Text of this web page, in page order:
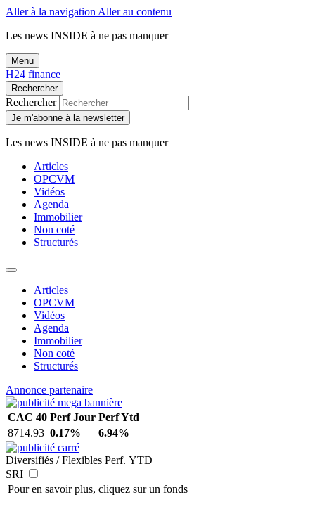
Aller à la navigation Aller au contenu
Les news INSIDE à ne pas manquer
Menu
H24 finance
Rechercher
Rechercher
Je m'abonne à la newsletter
Les news INSIDE à ne pas manquer
Articles
OPCVM
Vidéos
Agenda
Immobilier
Non coté
Structurés
Articles
OPCVM
Vidéos
Agenda
Immobilier
Non coté
Structurés
Annonce partenaire
CAC 40 Perf Jour Perf Ytd
8714.93 0.17% 6.94%
Diversifiés / Flexibles Perf. YTD
SRI
Pour en savoir plus, cliquez sur un fonds